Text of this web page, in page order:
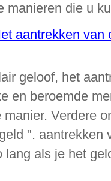
manieren die u
aantrekken van
geloof, het
en beroemde
Verdere
". aantrekken
lang als je het